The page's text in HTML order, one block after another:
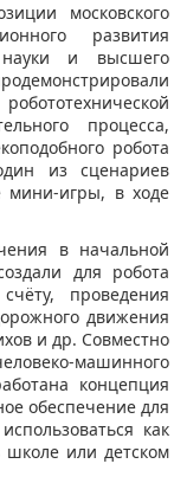
московского
развития
и высшего
процесса,
робота
из сценариев
мини-игры, в ходе
в начальной
для робота
проведения
движения
и др. Совместно
машинного
концепция
обеспечение для
как
или детском